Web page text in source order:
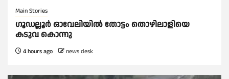
Main Stories
ഗൂഡല്ലൂർ ഓവേലിയിൽ തോട്ടം തൊഴിലാളിയെ
കടുവ കൊന്നു
4 hours ago news desk